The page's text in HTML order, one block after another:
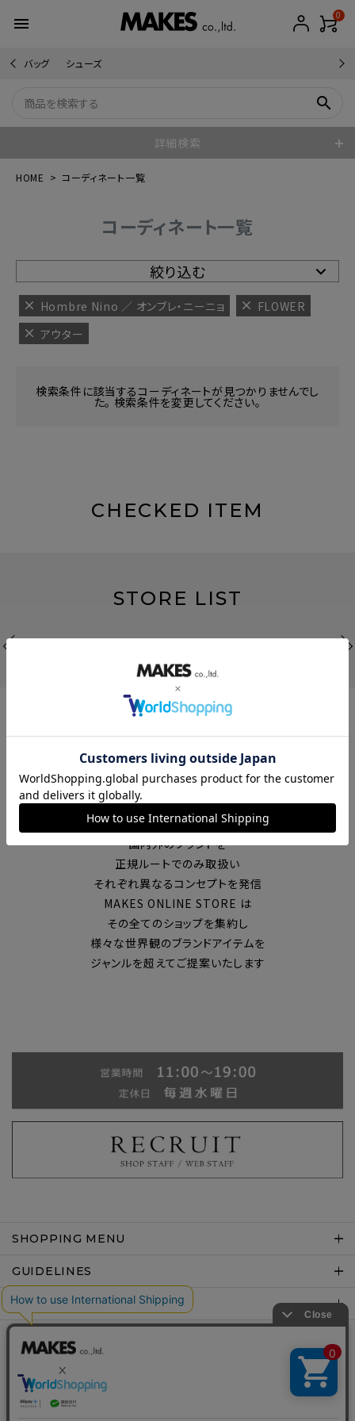
menu 0
バッグ シューズ
search
詳細検索
HOME コーディネート一覧
コーディネート一覧
絞り込む
Hombre Nino ／ オンブレ・ニーニョ
FLOWER
アウター
検索条件に該当するコーディネートが見つかりませんでし
た。 検索条件を変更してください。
CHECKED ITEM
STORE LIST
富山の中心エリアで現在7店舗の
セレクトショップを展開
国内外のブランドを
正規ルートでのみ取扱い
それぞれ異なるコンセプトを発信
MAKES ONLINE STORE は
その全てのショップを集約し
様々な世界観のブランドアイテムを
ジャンルを超えてご提案いたします
SHOPPING MENU
GUIDELINES
COMPANY